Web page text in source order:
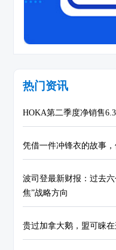
热门资讯
HOKA第二季度净销售
凭借一件冲锋衣的故事
波司登最新财报：过去
焦”战略方向
贵过加拿大鹅，盟可睐